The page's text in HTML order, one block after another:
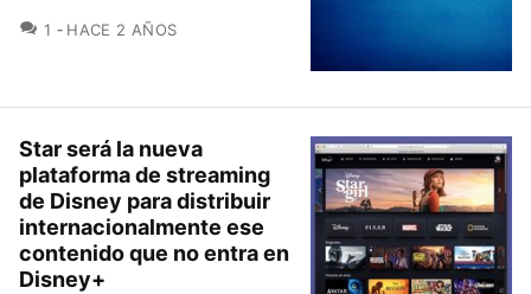
1 COMENTARIOS
HACE 2 AÑOS
Star será la nueva
plataforma de streaming
de Disney para distribuir
internacionalmente ese
contenido que no entra en
Disney+